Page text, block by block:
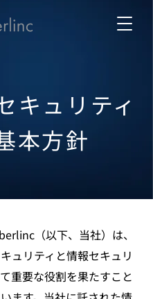
キュリティ
本方針
（以下、当社）は、
ュリティと情報セキュリ
重要な役割を果たすこと